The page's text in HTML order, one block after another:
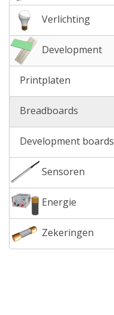
Verlichting
Development
Printplaten
Breadboards
Development boards
Sensoren
Energie
Zekeringen